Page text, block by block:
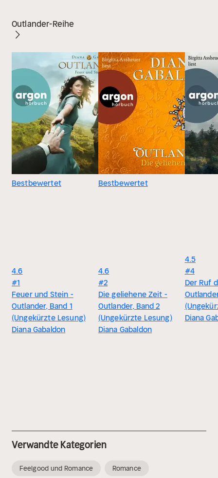
Outlander-Reihe
Bestbewertet
4.6
#1
Feuer und Stein -
Outlander, Band 1
(Ungekürzte Lesung)
Diana Gabaldon
Bestbewertet
4.6
#2
Die geliehene Zeit -
Outlander, Band 2
(Ungekürzte Lesung)
Diana Gabaldon
4.5
#4
Der Ruf
Diana
Verwandte Kategorien
Feelgood und Romance Romance